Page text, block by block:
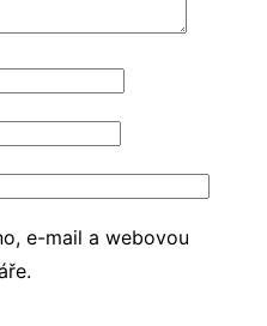
e-mail a webovou